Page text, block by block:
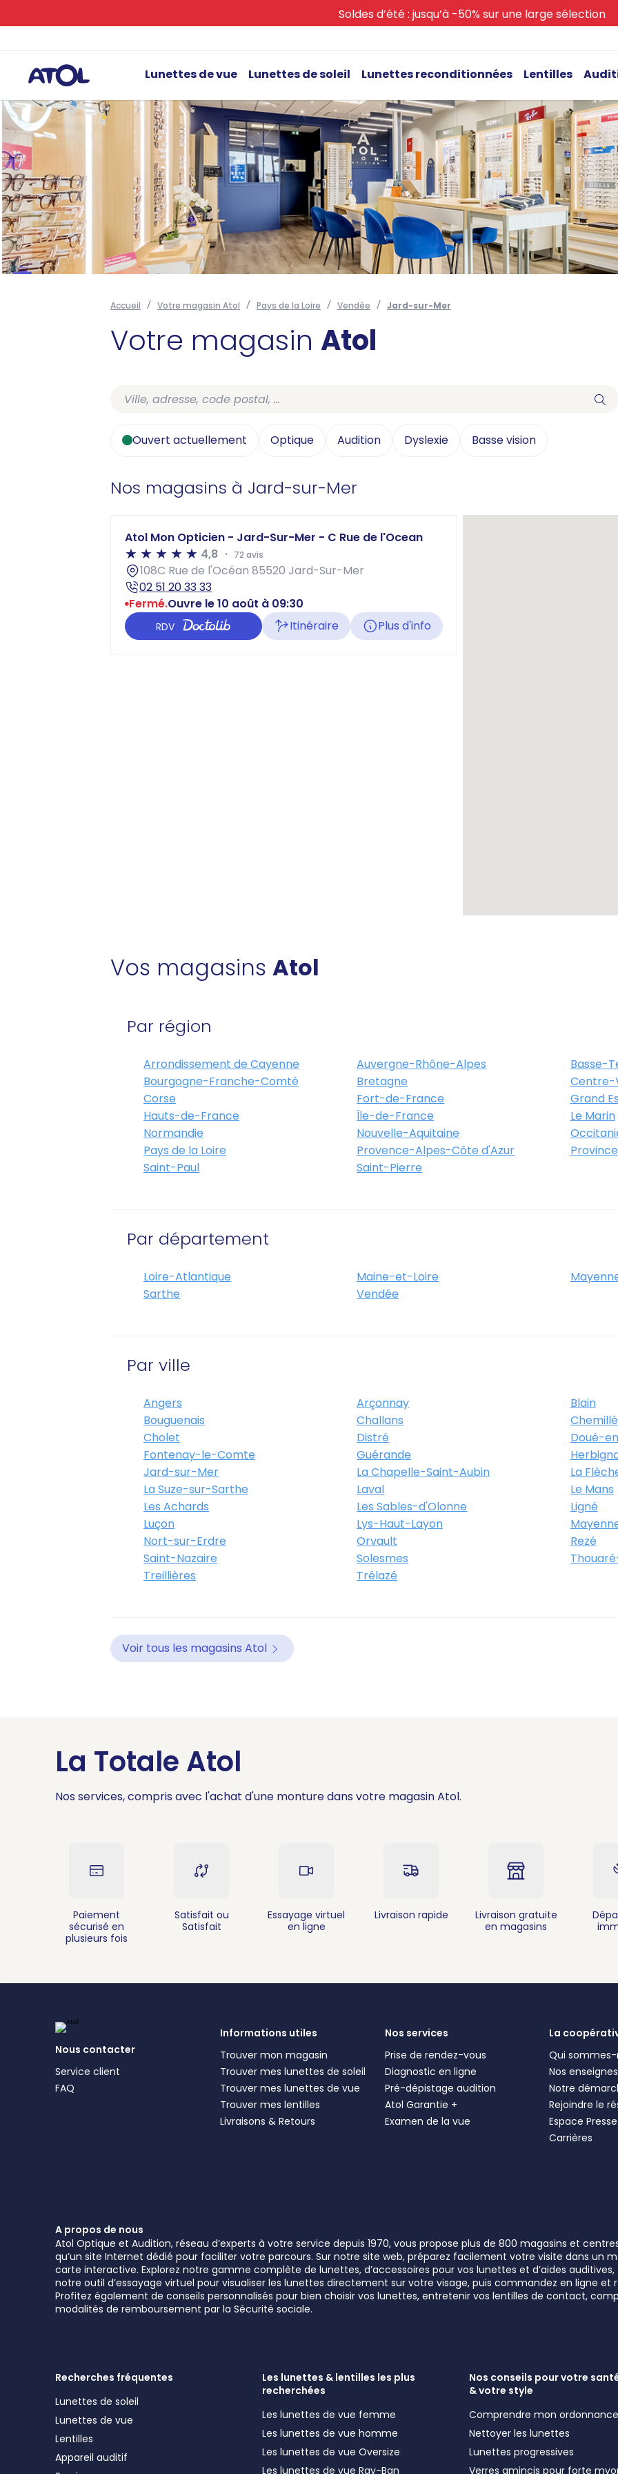
Soldes d’été : jusqu’à -50% sur une large sélection
Lunettes de vue Lunettes de soleil Lunettes reconditionnées Lentilles
Accueil Votre magasin Atol Pays de la Loire Vendée Jard-sur-Mer
Votre magasin Atol
Ouvert actuellement Optique Audition Dyslexie Basse vision
Nos magasins à Jard-sur-Mer
Atol Mon Opticien - Jard-Sur-Mer - C Rue de l'Ocean
4,8
72 avis
108C Rue de l'Océan 85520 Jard-Sur-Mer
02 51 20 33 33
Fermé.Ouvre le 10 août à 09:30
RDV Itinéraire Plus d'info
Vos magasins Atol
Par région
Arrondissement de Cayenne Auvergne-Rhône-Alpes
Basse-
Bourgogne-Franche-Comté
Bretagne
Centre-
Corse
Fort-de-France
Grand
Hauts-de-France
Île-de-France
Le Marin
Normandie
Nouvelle-Aquitaine
Pays de la Loire
Provence-Alpes-Côte d'Azur
Saint-Paul
Saint-Pierre
Par département
Loire-Atlantique Maine-et-Loire
Sarthe
Vendée
Par ville
Angers Arçonnay
Blain
Bouguenais
Challans
Cholet
Distré
Doué-
Fontenay-le-Comte
Guérande
Jard-sur-Mer
La Chapelle-Saint-Aubin
La
La Suze-sur-Sarthe
Laval
Le Mans
Les Achards
Les Sables-d'Olonne
Ligné
Luçon
Lys-Haut-Layon
Nort-sur-Erdre
Orvault
Rezé
Saint-Nazaire
Solesmes
Treillières
Trélazé
Voir tous les magasins Atol
La Totale Atol
Nos services, compris avec l'achat d'une monture dans votre magasin Atol.
Paiement
sécurisé en
plusieurs fois
Satisfait ou
Satisfait
Essayage virtuel
en ligne
Livraison rapide
Livraison gratuite
en magasins
Nous contacter
Service client
FAQ
Informations utiles
Trouver mon magasin
Trouver mes lunettes de soleil
Trouver mes lunettes de vue
Trouver mes lentilles
Livraisons & Retours
Nos services
Prise de rendez-vous
Diagnostic en ligne
Pré-dépistage audition
Atol Garantie +
Examen de la vue
La
Qui sommes-
Nos enseignes
Notre
Rejoindre le
Espace Presse
Carrières
A propos de nous
Atol Optique et Audition, réseau d’experts à votre service depuis 1970, vous propose plus de 800 magasins et
qu’un site Internet dédié pour faciliter votre parcours. Sur notre site web, préparez facilement votre visite dans un
carte interactive. Explorez notre gamme complète de lunettes, d’accessoires pour vos lunettes et d’aides
notre outil d’essayage virtuel pour visualiser les lunettes directement sur votre visage, puis commandez en ligne
Profitez également de conseils personnalisés pour bien choisir vos lunettes, entretenir vos lentilles de contact,
modalités de remboursement par la Sécurité sociale.
Recherches fréquentes
Lunettes de soleil
Lunettes de vue
Lentilles
Appareil auditif
Les lunettes & lentilles les plus
recherchées
Les lunettes de vue femme
Les lunettes de vue homme
Les lunettes de vue Oversize
Les lunettes de vue Ray-Ban
Nos conseils pour votre
& votre style
Comprendre mon ordonnance
Nettoyer les lunettes
Lunettes progressives
Verres amincis pour forte